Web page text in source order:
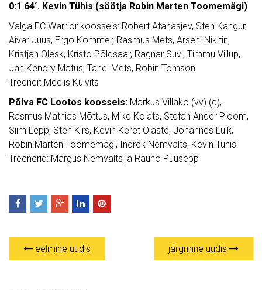
0:1 64´. Kevin Tühis (söötja Robin Marten Toomemägi)
Valga FC Warrior koosseis: Robert Afanasjev, Sten Kangur,
Aivar Juus, Ergo Kommer, Rasmus Mets, Arseni Nikitin,
Kristjan Olesk, Kristo Põldsaar, Ragnar Suvi, Timmu Viilup,
Jan Kenory Matus, Tanel Mets, Robin Tomson
Treener: Meelis Kuivits
Põlva FC Lootos koosseis: Markus Villako (vv) (c),
Rasmus Mathias Mõttus, Mike Kolats, Stefan Ander Ploom,
Siim Lepp, Sten Kirs, Kevin Keret Ojaste, Johannes Luik,
Robin Marten Toomemägi, Indrek Nemvalts, Kevin Tühis
Treenerid: Margus Nemvalts ja Rauno Puusepp
eelmine uudis järgmine uudis